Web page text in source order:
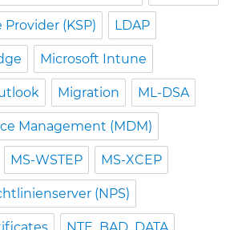
Provider (KSP) LDAP
Microsoft Intune
Migration ML-DSA
Management (MDM)
MS-WSTEP MS-XCEP
(NPS)
NTE_BAD_DATA